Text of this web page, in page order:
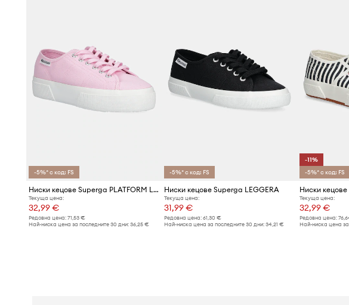
-5%* с код: FS
Ниски кецове Superga PLATFORM LEGGERA
Текуща цена:
32,99 €
Редовна цена: 71,53 €
Най-ниска цена за последните 30 дни: 36,25 €
-5%* с код: FS
Ниски кецове Superga LEGGERA
Текуща цена:
31,99 €
Редовна цена:61,30 €
Най-ниска цена за последните 30 дни:34,21 €
-11%
-5%* с код: FS
Текуща цена:
32,99 €
Редовна цена:
Най-ниска цена